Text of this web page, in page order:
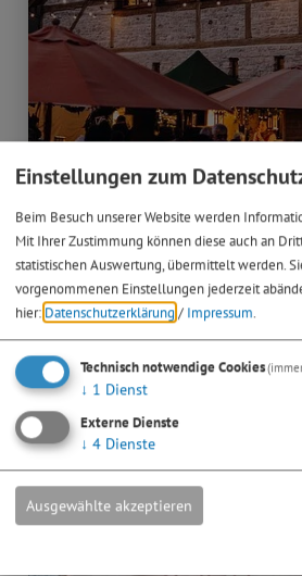
18.10.26
Wein-Nachtsmarkt
am Bleimer Schloss
> mehr
Einstellungen zum
Beim Besuch unserer Website werden
Mit Ihrer Zustimmung können diese auch an
statistischen Auswertung, übermittelt werden.
vorgenommenen Einstellungen jederzeit
hier: Datenschutzerklärung / Impressum.
Technisch notwendige Cookies
↓ 1 Dienst
Externe Dienste
↓ 4 Dienste
Ausgewählte akzeptieren